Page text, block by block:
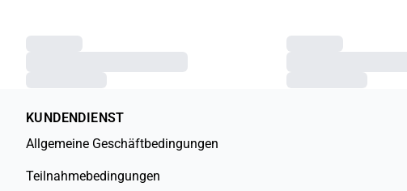
KUNDENDIENST
Allgemeine Geschäftbedingungen
Teilnahmebedingungen